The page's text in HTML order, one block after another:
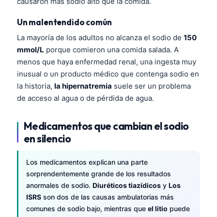
Un malentendido común
La mayoría de los adultos no alcanza el sodio de 150
mmol/L porque comieron una comida salada. A
menos que haya enfermedad renal, una ingesta muy
inusual o un producto médico que contenga sodio en
la historia, la hipernatremia suele ser un problema
de acceso al agua o de pérdida de agua.
Medicamentos que cambian el sodio
en silencio
Los medicamentos explican una parte
sorprendentemente grande de los resultados
anormales de sodio. Diuréticos tiazídicos y Los
ISRS son dos de las causas ambulatorias más
comunes de sodio bajo, mientras que el litio puede